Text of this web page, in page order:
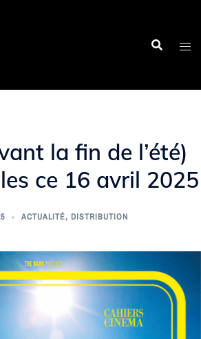
la fin de l’été)
ce 16 avril 2025
ACTUALITÉ, DISTRIBUTION